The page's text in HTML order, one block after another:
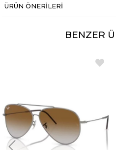
ÜRÜN ÖNERILERI
BENZER